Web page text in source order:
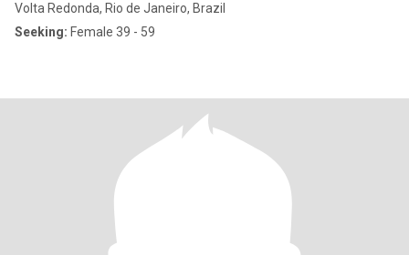
Volta Redonda, Rio de Janeiro, Brazil
Seeking: Female 39 - 59